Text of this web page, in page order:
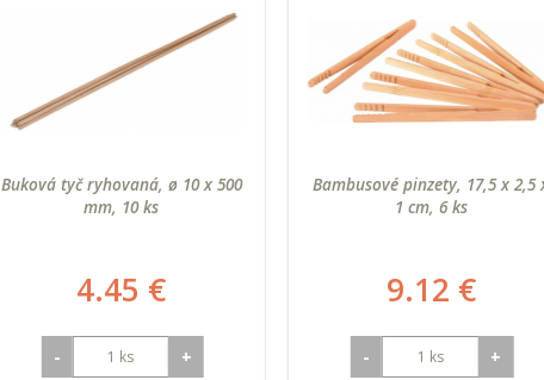
Buková tyč ryhovaná, ø 10 x 500
mm, 10 ks
4.45 €
- +
Bambusové pinzety, 17,5 x 2,5
1 cm, 6 ks
9.12 €
- +